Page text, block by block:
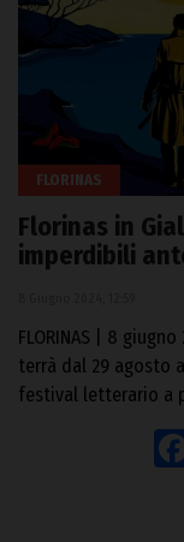
FLORINAS
Florinas in
imperdibili
FLORINAS | 8
terrà dal 29 agosto
festival letterario a